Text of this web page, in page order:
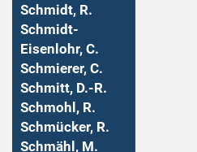
Schmidt, R.
Schmidt-
Eisenlohr, C.
Schmierer, C.
Schmitt, D.-R.
Schmohl, R.
Schmücker, R.
Schmähl, M.